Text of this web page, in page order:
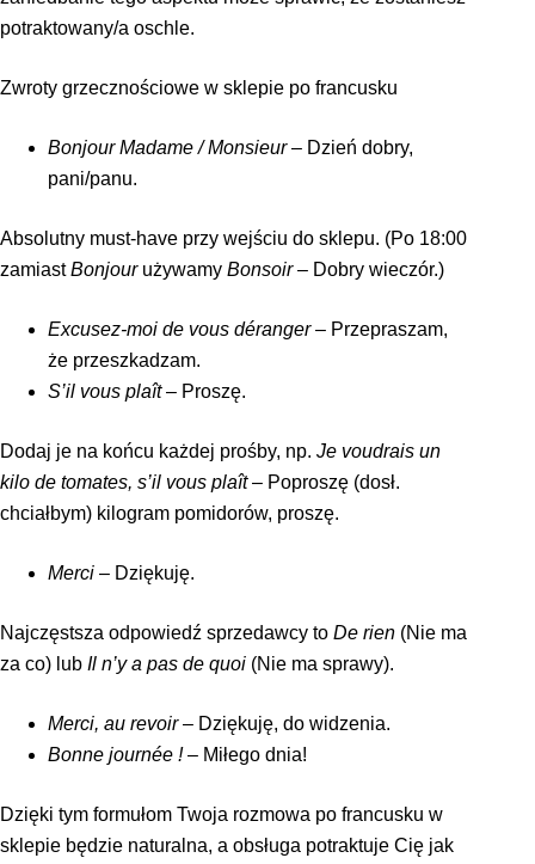
potraktowany/a oschle.
Zwroty grzecznościowe w sklepie po francusku
Bonjour Madame / Monsieur– Dzień dobry,
pani/panu.
Absolutny must-have przy wejściu do sklepu. (Po 18:00
zamiastBonjour używamy Bonsoir– Dobry wieczór.)
Excusez-moi de vous déranger– Przepraszam,
że przeszkadzam.
S’il vous plaît– Proszę.
Dodaj je na końcu każdej prośby, np. Je voudrais un
kilo de tomates, s’il vous plaît– Poproszę (dosł.
chciałbym) kilogram pomidorów, proszę.
Merci – Dziękuję.
Najczęstsza odpowiedź sprzedawcy to De rien (Nie ma
za co) lub Il n’y a pas de quoi (Nie ma sprawy).
Merci, au revoir– Dziękuję, do widzenia.
Bonne journée !– Miłego dnia!
Dzięki tym formułom Twoja rozmowa po francusku w
sklepie będzie naturalna, a obsługa potraktuje Cię jak